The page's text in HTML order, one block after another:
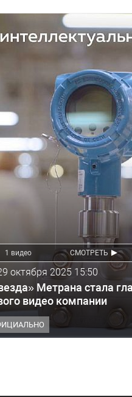
1 видео СМОТРЕТЬ
октября 2025 15:50
Метрана стала
видео компании